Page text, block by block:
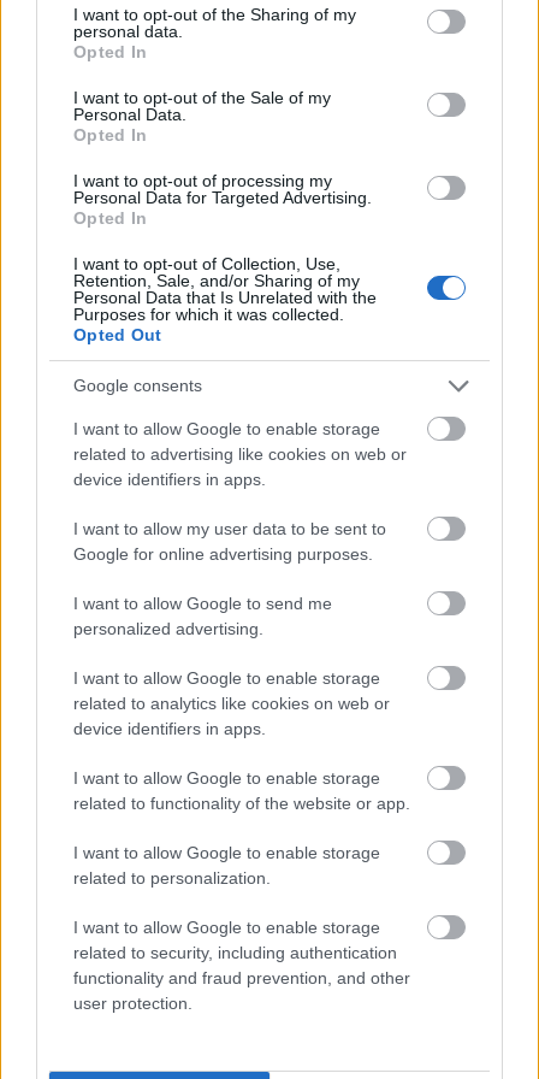
not limited to your visit or usage behaviour. You may click to
grant or deny consent to Google and its third-party tags to
use your data for below specified purposes in below Google
consent section.
I want to opt-out of the Sharing of my
personal data.
Opted In
I want to opt-out of the Sale of my
Personal Data.
Opted In
I want to opt-out of processing my
Personal Data for Targeted Advertising.
Opted In
I want to opt-out of Collection, Use,
Retention, Sale, and/or Sharing of my
Personal Data that Is Unrelated with the
Purposes for which it was collected.
Opted Out
Google consents
I want to allow Google to enable storage
related to advertising like cookies on web or
device identifiers in apps.
I want to allow my user data to be sent to
Google for online advertising purposes.
I want to allow Google to send me
personalized advertising.
I want to allow Google to enable storage
related to analytics like cookies on web or
device identifiers in apps.
I want to allow Google to enable storage
related to functionality of the website or app.
I want to allow Google to enable storage
related to personalization.
I want to allow Google to enable storage
related to security, including authentication
functionality and fraud prevention, and other
user protection.
6. septiembre 2025 PorJesus Gallo |
¿Reconstruyendo tu equipo en este parón de selecciones pero no sabes
qué tipo de jugador fichar? No te preocupes, en este artículo te traemos
los jugadores más favorecidos por el algoritmo de SofaScore, el
proveedor de notas de Comunio.
Las noticias de última hora de la jornada 22